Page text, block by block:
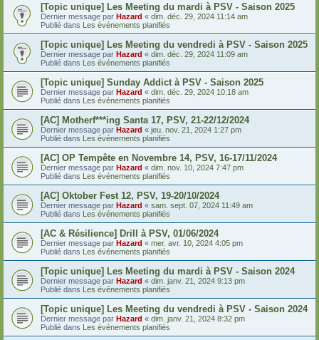
[Topic unique] Les Meeting du mardi à PSV - Saison 2025
Dernier message par Hazard « dim. déc. 29, 2024 11:14 am
Publié dans Les événements planifiés
[Topic unique] Les Meeting du vendredi à PSV - Saison 2025
Dernier message par Hazard « dim. déc. 29, 2024 11:09 am
Publié dans Les événements planifiés
[Topic unique] Sunday Addict à PSV - Saison 2025
Dernier message par Hazard « dim. déc. 29, 2024 10:18 am
Publié dans Les événements planifiés
[AC] Motherf***ing Santa 17, PSV, 21-22/12/2024
Dernier message par Hazard « jeu. nov. 21, 2024 1:27 pm
Publié dans Les événements planifiés
[AC] OP Tempête en Novembre 14, PSV, 16-17/11/2024
Dernier message par Hazard « dim. nov. 10, 2024 7:47 pm
Publié dans Les événements planifiés
[AC] Oktober Fest 12, PSV, 19-20/10/2024
Dernier message par Hazard « sam. sept. 07, 2024 11:49 am
Publié dans Les événements planifiés
[AC & Résilience] Drill à PSV, 01/06/2024
Dernier message par Hazard « mer. avr. 10, 2024 4:05 pm
Publié dans Les événements planifiés
[Topic unique] Les Meeting du mardi à PSV - Saison 2024
Dernier message par Hazard « dim. janv. 21, 2024 9:13 pm
Publié dans Les événements planifiés
[Topic unique] Les Meeting du vendredi à PSV - Saison 2024
Dernier message par Hazard « dim. janv. 21, 2024 8:32 pm
Publié dans Les événements planifiés